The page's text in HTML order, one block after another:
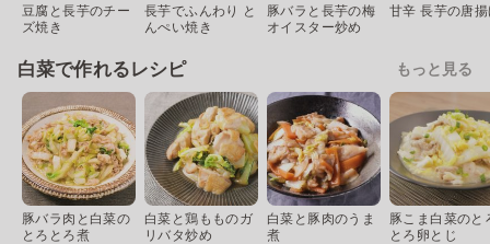
豆腐と長芋のチー
ズ焼き
長芋でふんわり と
んぺい焼き
豚バラと長芋の梅
オイスター炒め
甘辛 長芋の唐
白菜で作れるレシピ もっと見る
豚バラ肉と白菜の
とろとろ煮
白菜と鶏もものガ
リバタ炒め
白菜と豚肉のうま
煮
豚こま白菜のと
とろ卵とじ